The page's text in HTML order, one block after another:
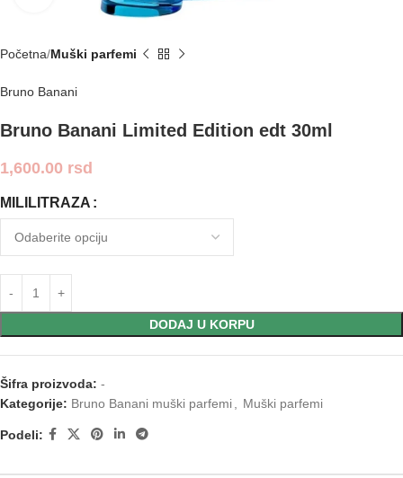
Početna Muški parfemi
Bruno Banani
Bruno Banani Limited Edition edt 30ml
1,600.00 rsd
MILILITRAZA
DODAJ U KORPU
Šifra proizvoda: -
Kategorije: Bruno Banani muški parfemi Muški parfemi
Podeli: